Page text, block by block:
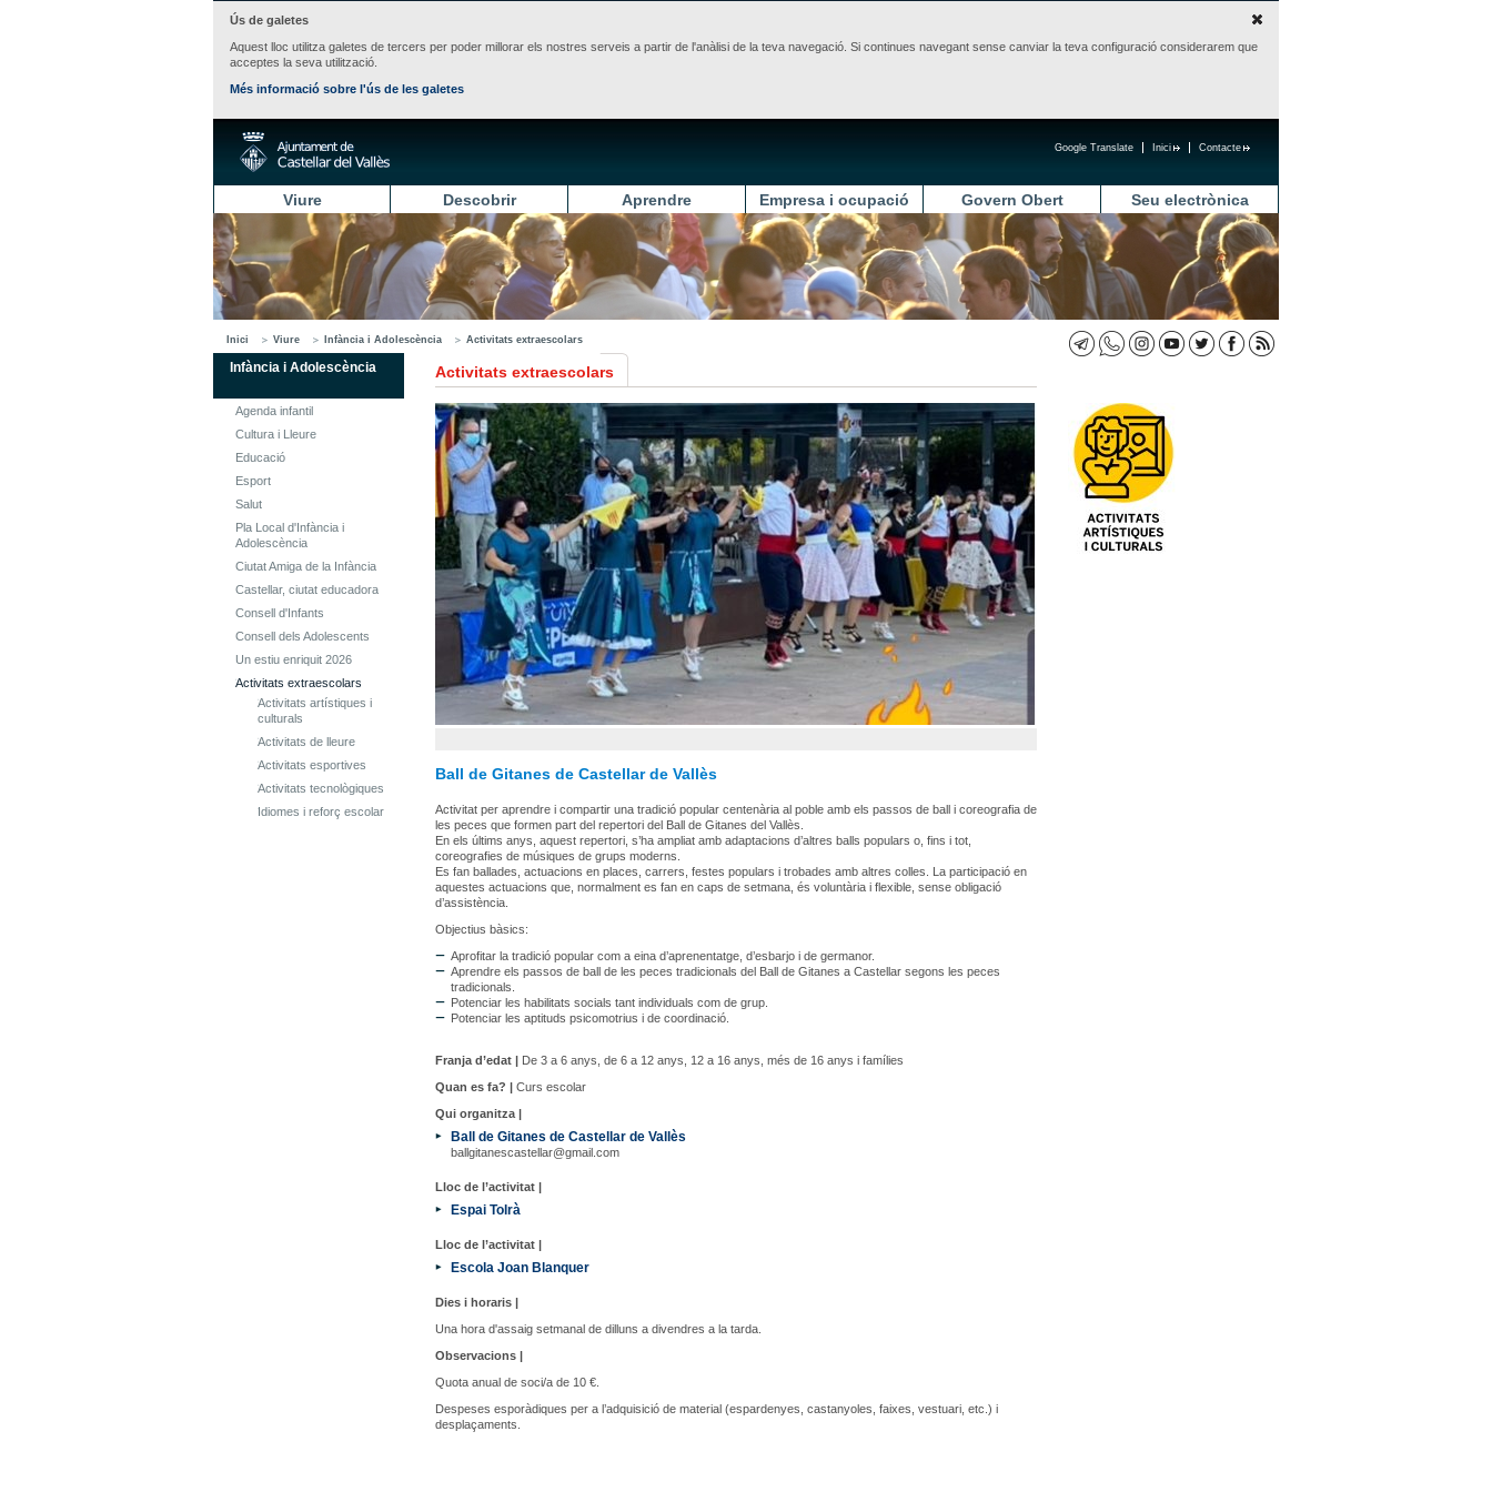
Ús de galetes
Aquest lloc utilitza galetes de tercers per poder millorar els nostres serveis a partir de l'anàlisi de la teva navegació. Si continues navegant sense canviar la teva configuració considerarem que
acceptes la seva utilització.
Més informació sobre l'ús de les galetes
Contacte
Inici
Google Translate
Viure Descobrir Aprendre Empresa i ocupació Govern Obert Seu electrònica
Inici Viure Infància i Adolescència Activitats extraescolars
Infància i Adolescència
Agenda infantil
Cultura i Lleure
Educació
Esport
Salut
Pla Local d'Infància i
Adolescència
Ciutat Amiga de la Infància
Castellar, ciutat educadora
Consell d'Infants
Consell dels Adolescents
Un estiu enriquit 2026
Activitats extraescolars
Activitats artístiques i
culturals
Activitats de lleure
Activitats esportives
Activitats tecnològiques
Idiomes i reforç escolar
Activitats extraescolars
Ball de Gitanes de Castellar de Vallès
Activitat per aprendre i compartir una tradició popular centenària al poble amb els passos de ball i coreografia de
les peces que formen part del repertori del Ball de Gitanes del Vallès.
En els últims anys, aquest repertori, s’ha ampliat amb adaptacions d’altres balls populars o, fins i tot,
coreografies de músiques de grups moderns.
Es fan ballades, actuacions en places, carrers, festes populars i trobades amb altres colles. La participació en
aquestes actuacions que, normalment es fan en caps de setmana, és voluntària i flexible, sense obligació
d’assistència.
Objectius bàsics:
Aprofitar la tradició popular com a eina d’aprenentatge, d’esbarjo i de germanor.
Aprendre els passos de ball de les peces tradicionals del Ball de Gitanes a Castellar segons les peces
tradicionals.
Potenciar les habilitats socials tant individuals com de grup.
Potenciar les aptituds psicomotrius i de coordinació.
Franja d’edat | De 3 a 6 anys, de 6 a 12 anys, 12 a 16 anys, més de 16 anys i famílies
Quan es fa? | Curs escolar
Qui organitza |
Ball de Gitanes de Castellar de Vallès
ballgitanescastellar@gmail.com
Lloc de l’activitat |
Espai Tolrà
Lloc de l’activitat |
Escola Joan Blanquer
Dies i horaris |
Una hora d'assaig setmanal de dilluns a divendres a la tarda.
Observacions |
Quota anual de soci/a de 10 €.
Despeses esporàdiques per a l’adquisició de material (espardenyes, castanyoles, faixes, vestuari, etc.) i
desplaçaments.